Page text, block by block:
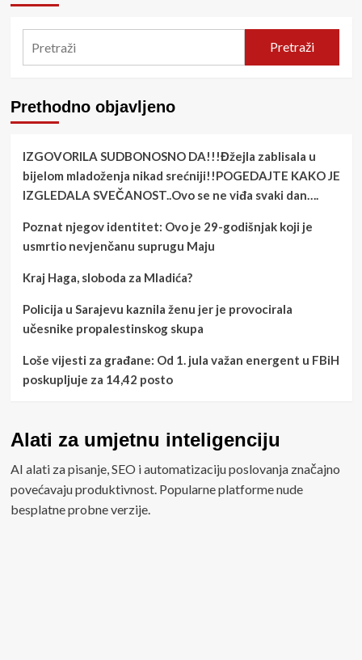
Pretraži
Prethodno objavljeno
IZGOVORILA SUDBONOSNO DA!!!Đžejla zablisala u
bijelom mladoženja nikad srećniji!!POGEDAJTE KAKO JE
IZGLEDALA SVEČANOST..Ovo se ne viđa svaki dan….
Poznat njegov identitet: Ovo je 29-godišnjak koji je
usmrtio nevjenčanu suprugu Maju
Kraj Haga, sloboda za Mladića?
Policija u Sarajevu kaznila ženu jer je provocirala
učesnike propalestinskog skupa
Loše vijesti za građane: Od 1. jula važan energent u FBiH
poskupljuje za 14,42 posto
Alati za umjetnu inteligenciju
AI alati za pisanje, SEO i automatizaciju poslovanja značajno
povećavaju produktivnost. Popularne platforme nude
besplatne probne verzije.